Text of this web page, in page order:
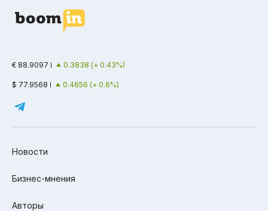
€ 88.9097 0.3838 (+ 0.43%)
$ 77.9568 0.4656 (+ 0.6%)
Новости
Бизнес-мнения
Авторы